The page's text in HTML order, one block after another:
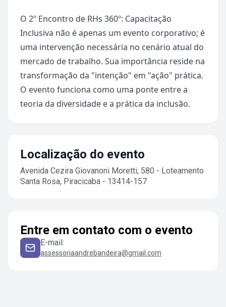
O 2º Encontro de RHs 360º: Capacitação
Inclusiva não é apenas um evento corporativo; é
uma intervenção necessária no cenário atual do
mercado de trabalho. Sua importância reside na
transformação da "intenção" em "ação" prática.
O evento funciona como uma ponte entre a
teoria da diversidade e a prática da inclusão.
Localização do evento
Avenida Cezira Giovanoni Moretti, 580 - Loteamento
Santa Rosa, Piracicaba - 13414-157
Entre em contato com o evento
E-mail:
assessoriaandrebandeira@gmail.com